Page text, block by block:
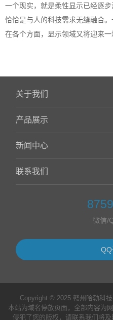
一个现实，就是柔性显示已经逐
恰恰是与人的科技需求无缝融合
在各个方面，显示领域又将迎来一
关于我们
产品展示
新闻中心
联系我们
微信/
Copyright © 2025 赣州哈勃科
本站为域名停放页面，全部内容为
侵犯了您的版权，请联系我们将